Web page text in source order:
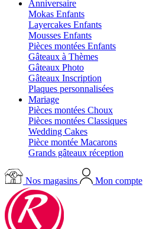
Anniversaire
Mokas Enfants
Layercakes Enfants
Mousses Enfants
Pièces montées Enfants
Gâteaux à Thèmes
Gâteaux Photo
Gâteaux Inscription
Plaques personnalisées
Mariage
Pièces montées Choux
Pièces montées Classiques
Wedding Cakes
Pièce montée Macarons
Grands gâteaux réception
Nos magasins Mon compte